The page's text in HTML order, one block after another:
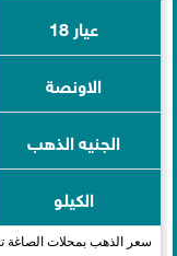
عيار 18
الاونصة
الجنيه الذهب
الكيلو
سعر الذهب بمحلات الصاغة